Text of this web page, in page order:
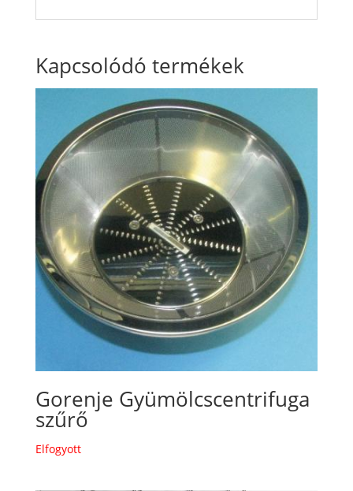
Kapcsolódó termékek
Gorenje Gyümölcscentrifuga
szűrő
Elfogyott